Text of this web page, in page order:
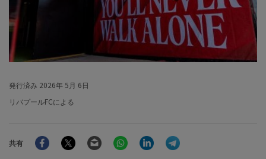
発行済み 2026年 5月 6日
リバプールFCによる
共有
FacebookTwitter Email WhatsAppLinkedIn